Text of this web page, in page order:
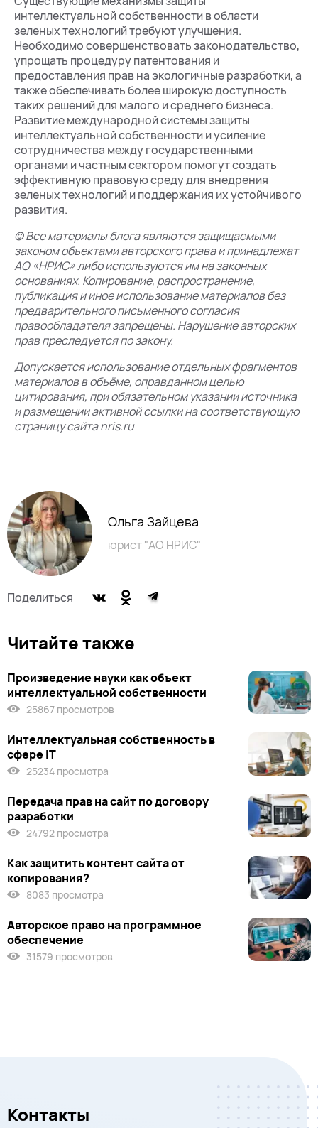
интеллектуальной собственности в области
зеленых технологий требуют улучшения.
Необходимо совершенствовать законодательство,
упрощать процедуру патентования и
предоставления прав на экологичные разработки, а
также обеспечивать более широкую доступность
таких решений для малого и среднего бизнеса.
Развитие международной системы защиты
интеллектуальной собственности и усиление
сотрудничества между государственными
органами и частным сектором помогут создать
эффективную правовую среду для внедрения
зеленых технологий и поддержания их устойчивого
развития.
© Все материалы блога являются защищаемыми
законом объектами авторского права и принадлежат
АО «НРИС» либо используются им на законных
основаниях. Копирование, распространение,
публикация и иное использование материалов без
предварительного письменного согласия
правообладателя запрещены. Нарушение авторских
прав преследуется по закону.
Допускается использование отдельных фрагментов
материалов в объёме, оправданном целью
цитирования, при обязательном указании источника
и размещении активной ссылки на соответствующую
страницу сайта nris.ru
Ольга Зайцева
юрист "АО НРИС"
Поделиться
Читайте также
Произведение науки как объект
интеллектуальной собственности
25867 просмотров
Интеллектуальная собственность в
сфере IT
25234 просмотра
Передача прав на сайт по договору
разработки
24792 просмотра
Как защитить контент сайта от
копирования?
8083 просмотра
Авторское право на программное
обеспечение
31579 просмотров
Контакты